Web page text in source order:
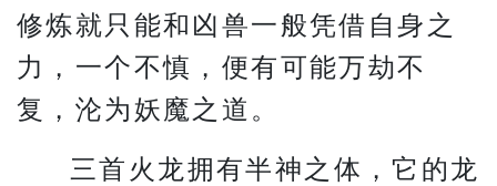
修炼就只能和凶兽一般凭借自身之
力，一个不慎，便有可能万劫不
复，沦为妖魔之道。
三首火龙拥有半神之体，它的龙